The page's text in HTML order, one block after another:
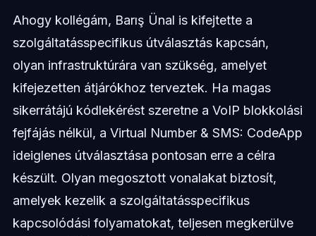
Ahogy kollégám, Barış Ünal is kifejtette a
szolgáltatásspecifikus útválasztás kapcsán,
olyan infrastruktúrára van szükség, amelyet
kifejezetten átjárókhoz terveztek. Ha magas
sikerrátájú kódlekérést szeretne a VoIP blokkolási
fejfájás nélkül, a Virtual Number & SMS: CodeApp
ideiglenes útválasztása pontosan erre a célra
készült. Olyan megosztott vonalakat biztosít,
amelyek kezelik a szolgáltatásspecifikus
kapcsolódási folyamatokat, teljesen megkerülve